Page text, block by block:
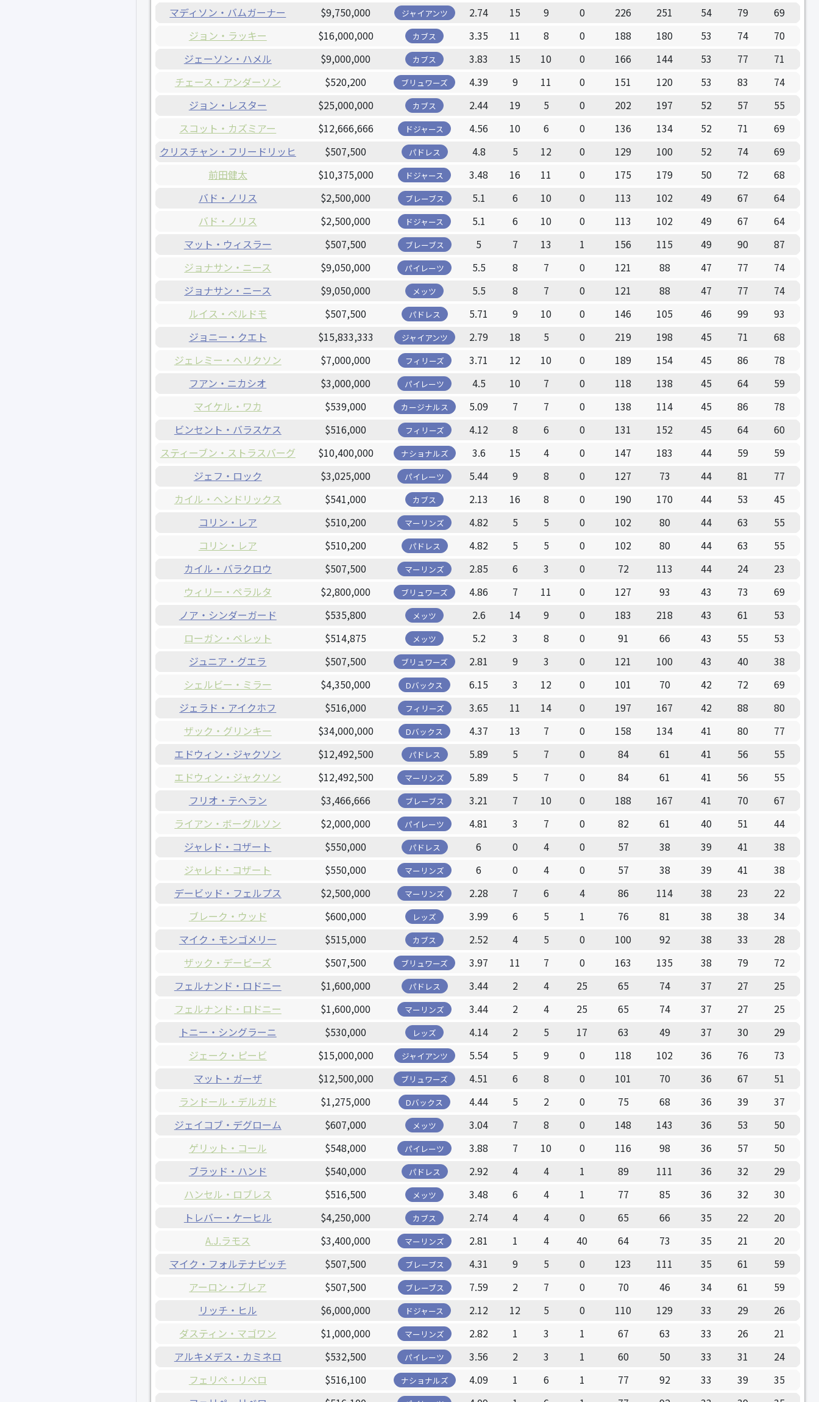
マディソン・バムガーナー
$9,750,000 ジャイアンツ 2.74 15 9 0 226 251 54 79
69
ジョン・ラッキー
$16,000,000 カブス 3.35 11 8 0 188 180 53 74
70
ジェーソン・ハメル
$9,000,000 カブス 3.83 15 10 0 166 144 53 77
71
チェース・アンダーソン
$520,200 ブリュワーズ 4.39 9 11 0 151 120 53 83
74
ジョン・レスター
$25,000,000 カブス 2.44 19 5 0 202 197 52 57
55
スコット・カズミアー
$12,666,666 ドジャース 4.56 10 6 0 136 134 52 71
69
クリスチャン・フリードリッヒ
$507,500 パドレス 4.8 5 12 0 129 100 52 74
69
前田健太
$10,375,000 ドジャース 3.48 16 11 0 175 179 50 72
68
バド・ノリス
$2,500,000 ブレーブス 5.1 6 10 0 113 102 49 67
64
バド・ノリス
$2,500,000 ドジャース 5.1 6 10 0 113 102 49 67
64
マット・ウィスラー
$507,500 ブレーブス 5 7 13 1 156 115 49 90
87
ジョナサン・ニース
$9,050,000 パイレーツ 5.5 8 7 0 121 88 47 77
74
ジョナサン・ニース
$9,050,000 メッツ 5.5 8 7 0 121 88 47 77
74
ルイス・ペルドモ
$507,500 パドレス 5.71 9 10 0 146 105 46 99
93
ジョニー・クエト
$15,833,333 ジャイアンツ 2.79 18 5 0 219 198 45 71
68
ジェレミー・ヘリクソン
$7,000,000 フィリーズ 3.71 12 10 0 189 154 45 86
78
フアン・ニカシオ
$3,000,000 パイレーツ 4.5 10 7 0 118 138 45 64
59
マイケル・ワカ
$539,000 カージナルス 5.09 7 7 0 138 114 45 86
78
ビンセント・バラスケス
$516,000 フィリーズ 4.12 8 6 0 131 152 45 64
60
スティーブン・ストラスバーグ
$10,400,000 ナショナルズ 3.6 15 4 0 147 183 44 59
59
ジェフ・ロック
$3,025,000 パイレーツ 5.44 9 8 0 127 73 44 81
77
カイル・ヘンドリックス
$541,000 カブス 2.13 16 8 0 190 170 44 53
45
コリン・レア
$510,200 マーリンズ 4.82 5 5 0 102 80 44 63
55
コリン・レア
$510,200 パドレス 4.82 5 5 0 102 80 44 63
55
カイル・バラクロウ
$507,500 マーリンズ 2.85 6 3 0 72 113 44 24
23
ウィリー・ペラルタ
$2,800,000 ブリュワーズ 4.86 7 11 0 127 93 43 73
69
ノア・シンダーガード
$535,800 メッツ 2.6 14 9 0 183 218 43 61
53
ローガン・ベレット
$514,875 メッツ 5.2 3 8 0 91 66 43 55
53
ジュニア・グエラ
$507,500 ブリュワーズ 2.81 9 3 0 121 100 43 40
38
シェルビー・ミラー
$4,350,000 Dバックス 6.15 3 12 0 101 70 42 72
69
ジェラド・アイクホフ
$516,000 フィリーズ 3.65 11 14 0 197 167 42 88
80
ザック・グリンキー
$34,000,000 Dバックス 4.37 13 7 0 158 134 41 80
77
エドウィン・ジャクソン
$12,492,500 パドレス 5.89 5 7 0 84 61 41 56
55
エドウィン・ジャクソン
$12,492,500 マーリンズ 5.89 5 7 0 84 61 41 56
55
フリオ・テヘラン
$3,466,666 ブレーブス 3.21 7 10 0 188 167 41 70
67
ライアン・ボーグルソン
$2,000,000 パイレーツ 4.81 3 7 0 82 61 40 51
44
ジャレド・コザート
$550,000 パドレス 6 0 4 0 57 38 39 41
38
ジャレド・コザート
$550,000 マーリンズ 6 0 4 0 57 38 39 41
38
デービッド・フェルプス
$2,500,000 マーリンズ 2.28 7 6 4 86 114 38 23
22
ブレーク・ウッド
$600,000 レッズ 3.99 6 5 1 76 81 38 38
34
マイク・モンゴメリー
$515,000 カブス 2.52 4 5 0 100 92 38 33
28
ザック・デービーズ
$507,500 ブリュワーズ 3.97 11 7 0 163 135 38 79
72
フェルナンド・ロドニー
$1,600,000 パドレス 3.44 2 4 25 65 74 37 27
25
フェルナンド・ロドニー
$1,600,000 マーリンズ 3.44 2 4 25 65 74 37 27
25
トニー・シングラーニ
$530,000 レッズ 4.14 2 5 17 63 49 37 30
29
ジェーク・ピービ
$15,000,000 ジャイアンツ 5.54 5 9 0 118 102 36 76
73
マット・ガーザ
$12,500,000 ブリュワーズ 4.51 6 8 0 101 70 36 67
51
ランドール・デルガド
$1,275,000 Dバックス 4.44 5 2 0 75 68 36 39
37
ジェイコブ・デグローム
$607,000 メッツ 3.04 7 8 0 148 143 36 53
50
ゲリット・コール
$548,000 パイレーツ 3.88 7 10 0 116 98 36 57
50
ブラッド・ハンド
$540,000 パドレス 2.92 4 4 1 89 111 36 32
29
ハンセル・ロブレス
$516,500 メッツ 3.48 6 4 1 77 85 36 32
30
トレバー・ケーヒル
$4,250,000 カブス 2.74 4 4 0 65 66 35 22
20
A.J.ラモス
$3,400,000 マーリンズ 2.81 1 4 40 64 73 35 21
20
マイク・フォルテナビッチ
$507,500 ブレーブス 4.31 9 5 0 123 111 35 61
59
アーロン・ブレア
$507,500 ブレーブス 7.59 2 7 0 70 46 34 61
59
リッチ・ヒル
$6,000,000 ドジャース 2.12 12 5 0 110 129 33 29
26
ダスティン・マゴワン
$1,000,000 マーリンズ 2.82 1 3 1 67 63 33 26
21
アルキメデス・カミネロ
$532,500 パイレーツ 3.56 2 3 1 60 50 33 31
24
フェリペ・リベロ
$516,100 ナショナルズ 4.09 1 6 1 77 92 33 39
35